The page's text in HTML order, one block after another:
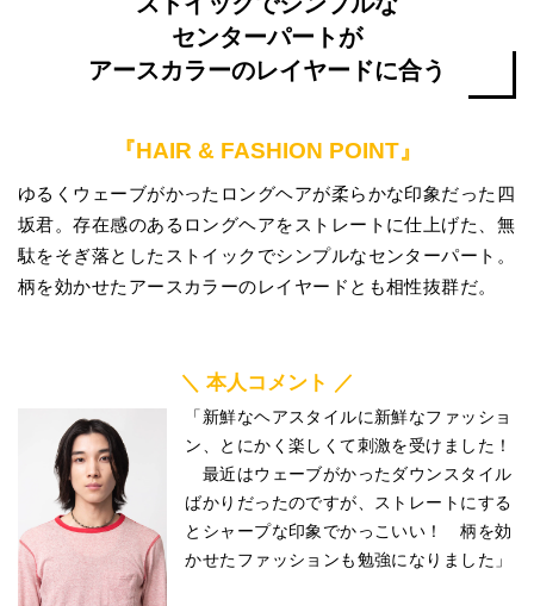
センターパートが
アースカラーのレイヤードに合う
『HAIR & FASHION POINT』
ゆるくウェーブがかったロングヘアが柔らかな印象だった四
坂君。存在感のあるロングヘアをストレートに仕上げた、無
駄をそぎ落としたストイックでシンプルなセンターパート。
柄を効かせたアースカラーのレイヤードとも相性抜群だ。
＼ 本人コメント ／
「新鮮なヘアスタイルに新鮮なファッショ
ン、とにかく楽しくて刺激を受けました！
最近はウェーブがかったダウンスタイル
ばかりだったのですが、ストレートにする
とシャープな印象でかっこいい！ 柄を効
かせたファッションも勉強になりました」